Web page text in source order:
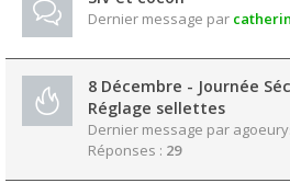
Dernier message par
8 Décembre - Journée
Réglage sellettes
Dernier message par
Réponses : 29